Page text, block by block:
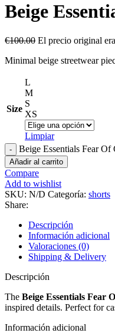
Beige
€100.00 El precio original
Minimal beige streetwear
Size
L
M
S
XS
Limpiar
Beige Essentials Fear Of
Añadir al carrito
Compare
Add to wishlist
SKU: N/D Categoría: shorts
Share:
Descripción
Información adicional
Valoraciones (0)
Shipping & Delivery
Descripción
The Beige Essentials Fear
inspired details. Perfect for
Información adicional